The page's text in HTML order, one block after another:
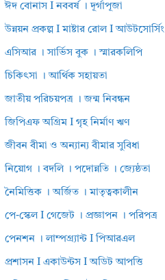
ঈদ বোনাস I নববর্ষ । দূর্গাপূজা
উন্নয়ন প্রকল্প I মাষ্টার রোল I আউটসোর্সিং
এসিআর । সার্ভিস বুক । স্মারকলিপি
চিকিৎসা । আর্থিক সহায়তা
জাতীয় পরিচয়পত্র । জন্ম নিবন্ধন
জিপিএফ অগ্রিম I গৃহ নির্মাণ ঋণ
জীবন বীমা ও অন্যান্য বীমার সুবিধা
নিয়োগ । বদলি । পদোন্নতি । জ্যেষ্ঠতা
নৈমিত্তিক । অর্জিত । মাতৃত্বকালীন
পে-স্কেল I গেজেট । প্রজ্ঞাপন । পরিপত্র
পেনশন । লাম্পগ্র্যান্ট I পিআরএল
প্রশাসন I একাউন্টস I অডিট আপত্তি